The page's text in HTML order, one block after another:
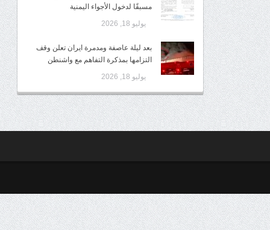
مسبقًا لدخول الأجواء اليمنية
يوليو 18, 2026
بعد ليلة عاصفة ومدمرة ايران تعلن وقف
التزامها بمذكرة التفاهم مع واشنطن
يوليو 18, 2026